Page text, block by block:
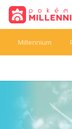
Millennium